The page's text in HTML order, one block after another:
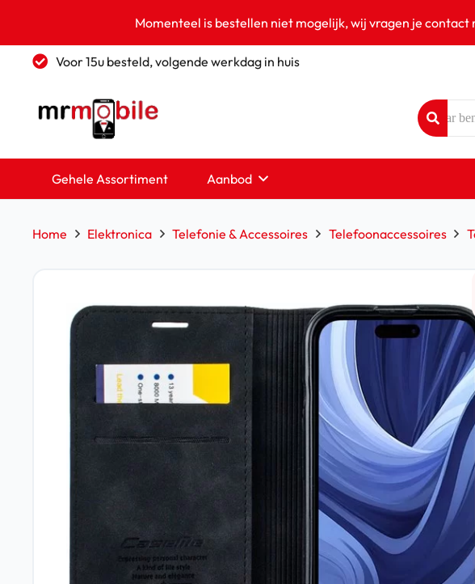
Momenteel is bestellen niet mogelijk, wij vragen je
Voor 15u besteld, volgende werkdag in huis
Gehele Assortiment Aanbod
Home Elektronica Telefonie & Accessoires Telefoonaccessoires